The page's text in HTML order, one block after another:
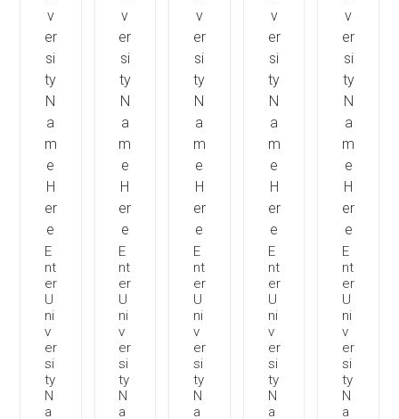
E
nt
er
U
ni
v
er
si
ty
N
a
E
nt
er
U
ni
v
er
si
ty
N
a
E
nt
er
U
ni
v
er
si
ty
N
a
E
nt
er
U
ni
v
er
si
ty
N
a
E
nt
er
U
ni
v
er
si
ty
N
a